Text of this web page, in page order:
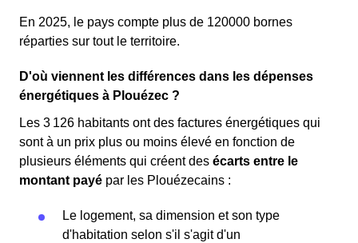
En 2025, le pays compte plus de 120000 bornes
réparties sur tout le territoire.
D'où viennent les différences dans les dépenses
énergétiques à Plouézec ?
Les 3 126 habitants ont des factures énergétiques qui
sont à un prix plus ou moins élevé en fonction de
plusieurs éléments qui créent des écarts entre le
montant payé par les Plouézecains :
Le logement, sa dimension et son type
d'habitation selon s'il s'agit d'un